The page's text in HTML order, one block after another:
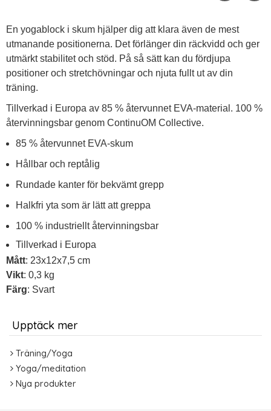
En yogablock i skum hjälper dig att klara även de mest
utmanande positionerna. Det förlänger din räckvidd och ger
utmärkt stabilitet och stöd. På så sätt kan du fördjupa
positioner och stretchövningar och njuta fullt ut av din
träning.
Tillverkad i Europa av 85 % återvunnet EVA-material. 100 %
återvinningsbar genom ContinuOM Collective.
85 % återvunnet EVA-skum
Hållbar och reptålig
Rundade kanter för bekvämt grepp
Halkfri yta som är lätt att greppa
100 % industriellt återvinningsbar
Tillverkad i Europa
Mått: 23x12x7,5 cm
Vikt: 0,3 kg
Färg: Svart
Upptäck mer
Träning/Yoga
Yoga/meditation
Nya produkter